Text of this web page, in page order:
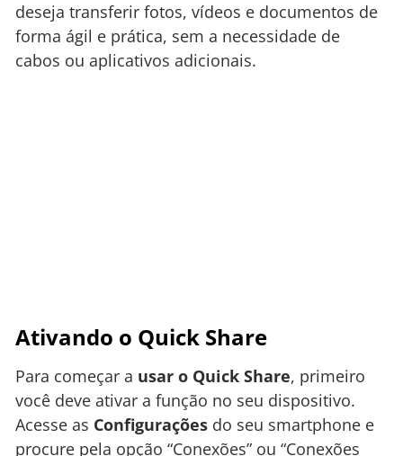
deseja transferir fotos, vídeos e documentos de
forma ágil e prática, sem a necessidade de
cabos ou aplicativos adicionais.
Ativando o Quick Share
Para começar a usar o Quick Share, primeiro
você deve ativar a função no seu dispositivo.
Acesse as Configurações do seu smartphone e
procure pela opção “Conexões” ou “Conexões